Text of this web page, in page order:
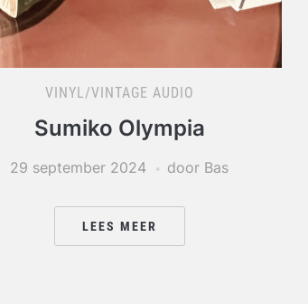
VINYL/VINTAGE AUDIO
Sumiko Olympia
29 september 2024 door Bas
LEES MEER